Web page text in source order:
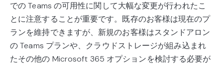
での Teams の可用性に関して大幅な変更が行われたこ
とに注意することが重要です。既存のお客様は現在のプ
ランを維持できますが、新規のお客様はスタンドアロン
の Teams プランや、クラウドストレージが組み込まれ
たその他の Microsoft 365 オプションを検討する必要が